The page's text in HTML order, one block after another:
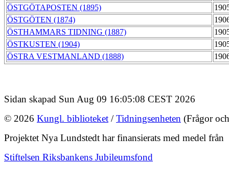
ÖSTGÖTAPOSTEN (1895)
ÖSTGÖTEN (1874)
ÖSTHAMMARS TIDNING (1887)
ÖSTKUSTEN (1904)
ÖSTRA VESTMANLAND (1888)
Sidan skapad Sun Aug 09 16:05:08 CEST 2026
© 2026 Kungl. biblioteket /Tidningsenheten (Frågor
Projektet Nya Lundstedt har finansierats med medel från
Stiftelsen Riksbankens Jubileumsfond